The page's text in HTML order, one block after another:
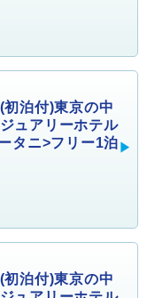
泊付)東京の中
ュアリーホテル
タニ>フリー1泊
泊付)東京の中